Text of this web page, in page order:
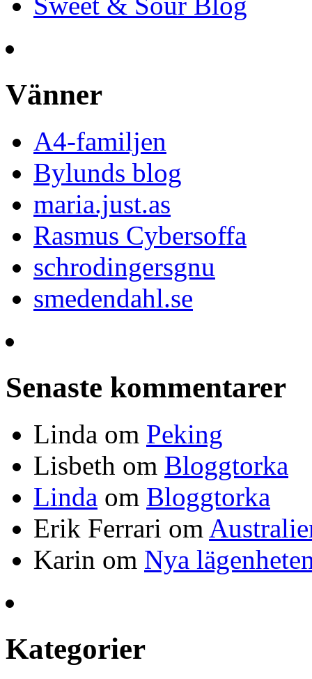
Vänner
A4-familjen
Bylunds blog
maria.just.as
Rasmus Cybersoffa
schrodingersgnu
smedendahl.se
Senaste kommentarer
Linda om Peking
Lisbeth om Bloggtorka
Linda om Bloggtorka
Erik Ferrari om
Karin om Nya
Kategorier